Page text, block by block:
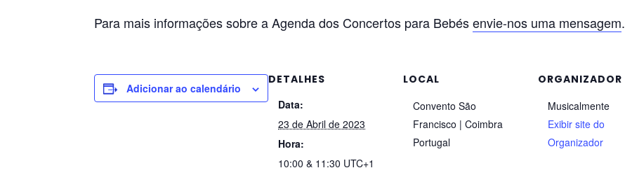
Para mais informações sobre a Agenda dos Concertos para Bebésenvie-nos uma mensagem.
Adicionar ao calendário
DETALHES
Data:
23 de Abril de 2023
Hora:
10:00 & 11:30 UTC+1
LOCAL
Convento São
Francisco | Coimbra
Portugal
ORGANIZADOR
Musicalmente
Exibir site do
Organizador